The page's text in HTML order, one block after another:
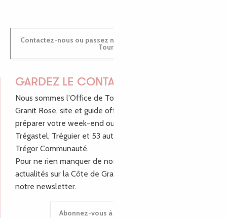
Contactez-nous ou passez nous voir dans nos Offices de
Tourisme
GARDEZ LE CONTACT !
Nous sommes l’Office de Tourisme Bretagne - Côte de
Granit Rose, site et guide officiel pour vous aider à
préparer votre week-end ou vos vacances à Lannion,
Trégastel, Tréguier et 53 autres communes de Lannion-
Trégor Communauté.
Pour ne rien manquer de nos bons plans et nos
actualités sur la Côte de Granit Rose, inscrivez-vous à
notre newsletter.
Abonnez-vous à notre newsletter